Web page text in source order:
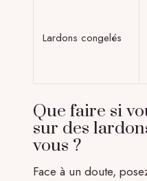
Lardons congelés
Que faire si
sur des
vous ?
Face à un doute,